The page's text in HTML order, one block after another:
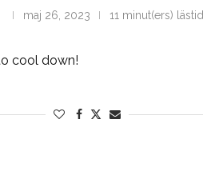
maj 26, 2023 11 minut(ers) lästid
cool down!